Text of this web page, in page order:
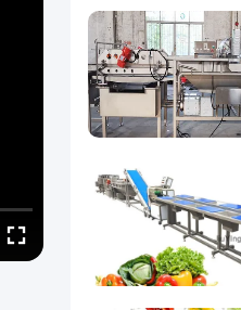
Fullscreen